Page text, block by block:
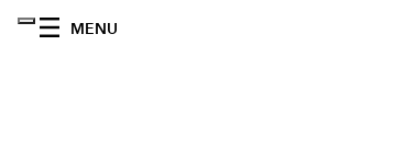
MENU